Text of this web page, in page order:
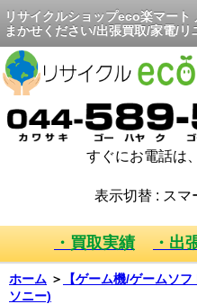
リサイクルショップeco楽マー
まかせください/出張買取/家電/リ
すぐにお電話は
表示切替 : スマ
・買取実績 ・出
ホーム ＞ 【ゲーム機/ゲームソ
ソニー)